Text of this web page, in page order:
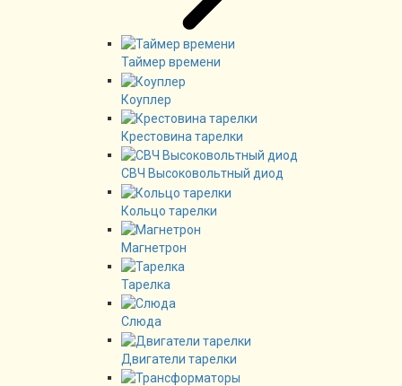
Таймер времени
Коуплер
Крестовина тарелки
СВЧ Высоковольтный диод
Кольцо тарелки
Магнетрон
Тарелка
Слюда
Двигатели тарелки